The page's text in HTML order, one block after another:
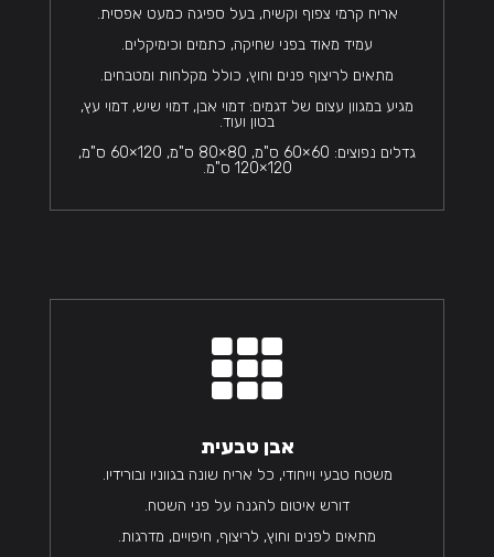
אריח קרמי צפוף וקשיח, בעל ספיגה כמעט אפסית.
עמיד מאוד בפני שחיקה, כתמים וכימיקלים.
מתאים לריצוף פנים וחוץ, כולל מקלחות ומטבחים.
מגיע במגוון עצום של דגמים: דמוי אבן, דמוי שיש, דמוי עץ,
בטון ועוד.
גדלים נפוצים: 60×60 ס"מ, 80×80 ס"מ, 120×60 ס"מ,
120×120 ס"מ.

אבן טבעית
משטח טבעי וייחודי, כל אריח שונה בגווניו ובורידיו.
דורש איטום להגנה על פני השטח.
מתאים לפנים וחוץ, לריצוף, חיפויים, מדרגות.